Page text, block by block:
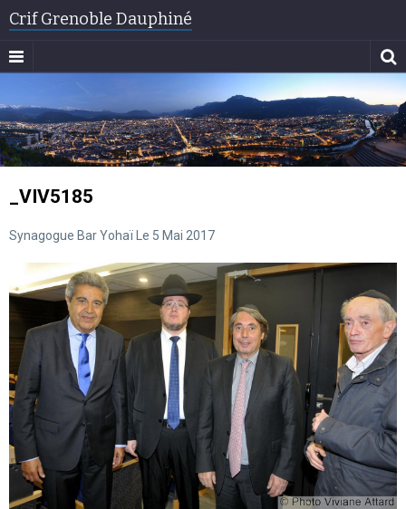
Crif Grenoble Dauphiné
_VIV5185
Synagogue Bar Yohaï Le 5 Mai 2017